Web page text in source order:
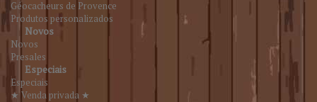
Géocacheurs de Provence
Produtos personalizados
Novos
Novos
Presales
Especiais
Especiais
★ Venda privada ★